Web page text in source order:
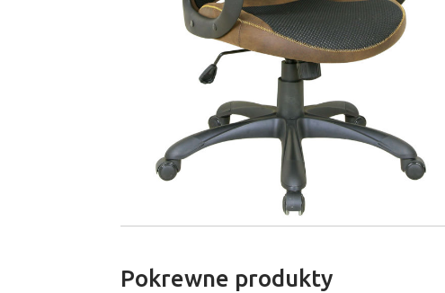
Pokrewne produkty